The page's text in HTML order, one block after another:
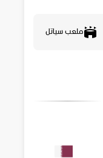
ملعب سياتل